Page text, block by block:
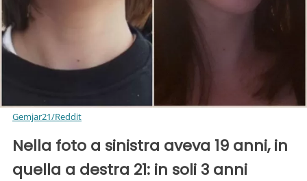
Gemjar21/Reddit
Nella foto a sinistra aveva 19 anni, in
quella a destra 21: in soli 3 anni